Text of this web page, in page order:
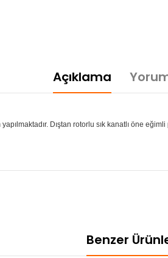
Açıklama
Dıştan rotorlu sık kanatlı öne
Benzer